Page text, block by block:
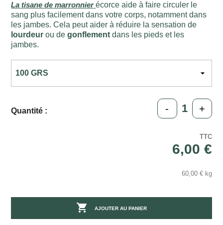
La tisane de marronnier écorce aide à faire circuler le
sang plus facilement dans votre corps, notamment dans
les jambes. Cela peut aider à réduire la sensation de
lourdeur ou degonflement dans les pieds et les
jambes.
Quantité : - +
TTC
6,00 €
60,00 € kg
 AJOUTER AU PANIER